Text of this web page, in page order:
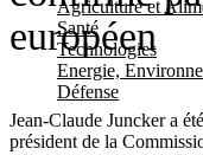
Agriculture et
Santé
Technologies
Energie,
Défense
européen
Jean-Claude Juncker a
président de la